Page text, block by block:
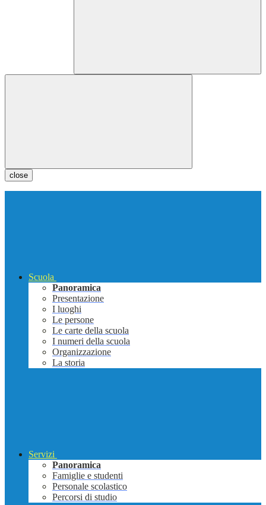
close
Scuola
Panoramica
Presentazione
I luoghi
Le persone
Le carte della scuola
I numeri della scuola
Organizzazione
La storia
Servizi
Panoramica
Famiglie e studenti
Personale scolastico
Percorsi di studio